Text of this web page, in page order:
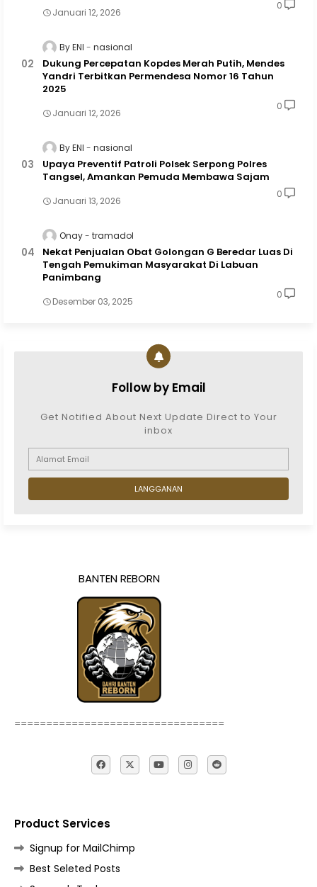
Januari 12, 2026
0
By ENI nasional
Dukung Percepatan Kopdes Merah Putih, Mendes
Yandri Terbitkan Permendesa Nomor 16 Tahun
2025
Januari 12, 2026
0
By ENI nasional
Upaya Preventif Patroli Polsek Serpong Polres
Tangsel, Amankan Pemuda Membawa Sajam
Januari 13, 2026
0
Onay tramadol
Nekat Penjualan Obat Golongan G Beredar Luas Di
Tengah Pemukiman Masyarakat Di Labuan
Panimbang
Desember 03, 2025
0
Follow by Email
Get Notified About Next Update Direct to Your
inbox
BANTEN REBORN
=================================
Product Services
Signup for MailChimp
Best Seleted Posts